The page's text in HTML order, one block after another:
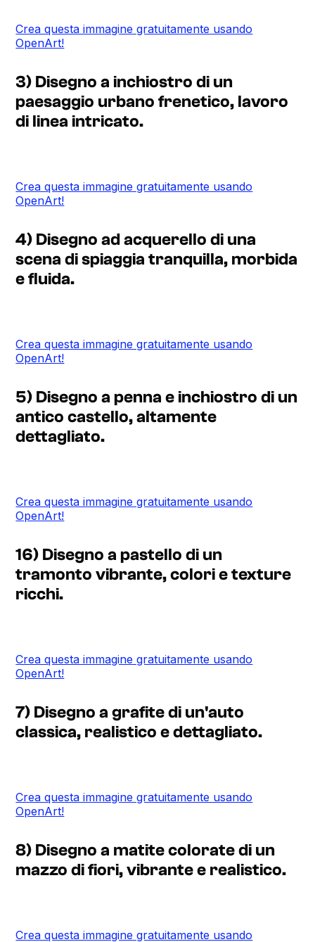
Crea questa immagine gratuitamente usando
OpenArt!
3) Disegno a inchiostro di un
paesaggio urbano frenetico, lavoro
di linea intricato.
Crea questa immagine gratuitamente usando
OpenArt!
4) Disegno ad acquerello di una
scena di spiaggia tranquilla, morbida
e fluida.
Crea questa immagine gratuitamente usando
OpenArt!
5) Disegno a penna e inchiostro di un
antico castello, altamente
dettagliato.
Crea questa immagine gratuitamente usando
OpenArt!
16) Disegno a pastello di un
tramonto vibrante, colori e texture
ricchi.
Crea questa immagine gratuitamente usando
OpenArt!
7) Disegno a grafite di un'auto
classica, realistico e dettagliato.
Crea questa immagine gratuitamente usando
OpenArt!
8) Disegno a matite colorate di un
mazzo di fiori, vibrante e realistico.
Crea questa immagine gratuitamente usando